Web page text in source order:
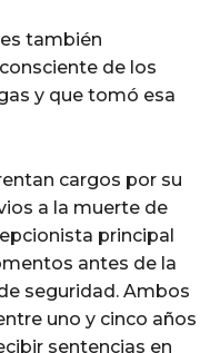
también
de los
y que tomó esa
cargos por su
a la muerte de
principal
antes de la
seguridad. Ambos
uno y cinco años
sentencias en